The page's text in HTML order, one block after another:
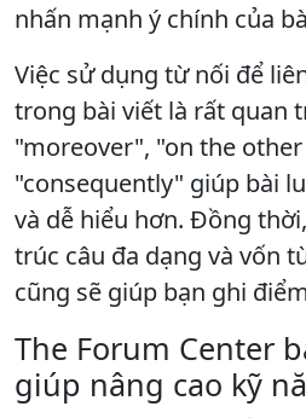
nhấn mạnh ý chính của
Việc sử dụng từ nối để
trong bài viết là rất quan
"moreover", "on the
"consequently" giúp bài
và dễ hiểu hơn. Đồng
trúc câu đa dạng và vốn
cũng sẽ giúp bạn ghi
The Forum Center
giúp nâng cao kỹ